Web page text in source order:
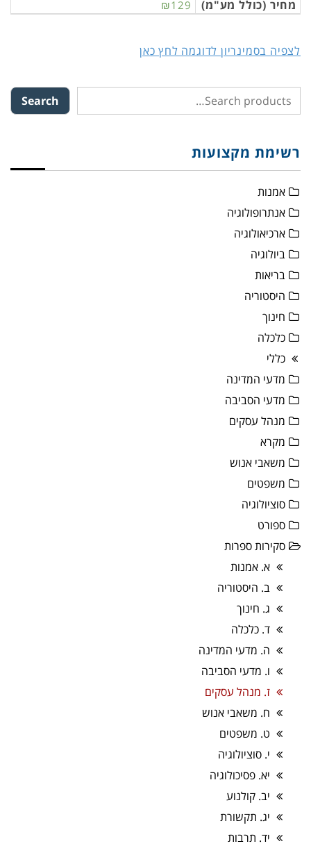
מחיר (כולל מע"מ) ₪129
לצפיה בסמינריון לדוגמה לחץ כאן
Search
רשימת מקצועות
אמנות
אנתרופולוגיה
ארכיאולוגיה
ביולוגיה
בריאות
היסטוריה
חינוך
כלכלה
כללי
מדעי המדינה
מדעי הסביבה
מנהל עסקים
מקרא
משאבי אנוש
משפטים
סוציולוגיה
ספורט
סקירות ספרות
א. אמנות
ב. היסטוריה
ג. חינוך
ד. כלכלה
ה. מדעי המדינה
ו. מדעי הסביבה
ז. מנהל עסקים
ח. משאבי אנוש
ט. משפטים
י. סוציולוגיה
יא. פסיכולוגיה
יב. קולנוע
יג. תקשורת
יד. תרבות